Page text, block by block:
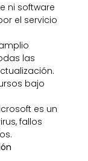
ni software
el servicio
las
bajo
es un
fallos